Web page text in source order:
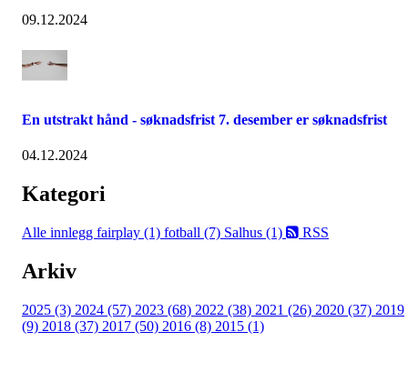
09.12.2024
En utstrakt hånd - søknadsfrist 7. desember er søknadsfrist
04.12.2024
Kategori
Alle innlegg fairplay (1) fotball (7) Salhus (1) RSS
Arkiv
2025 (3) 2024 (57) 2023 (68) 2022 (38) 2021 (26) 2020 (37) 2019
(9) 2018 (37) 2017 (50) 2016 (8) 2015 (1)